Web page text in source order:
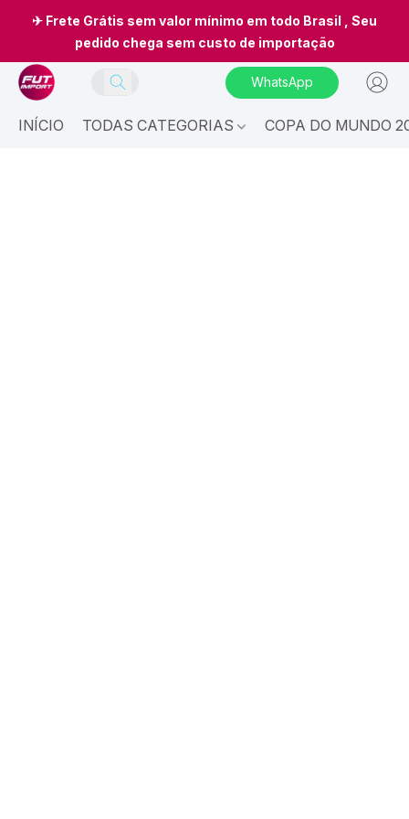
✈ Frete Grátis sem valor mínimo em todo Brasil , Seu
pedido chega sem custo de importação
WhatsApp
INÍCIO TODAS CATEGORIAS COPA DO MUNDO